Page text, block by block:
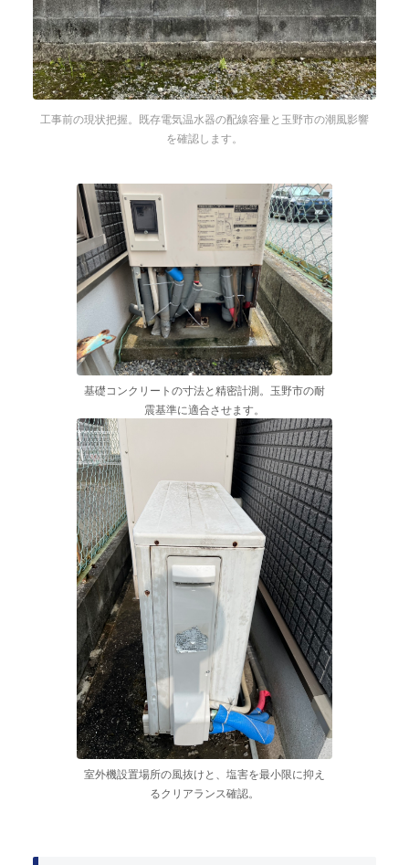
工事前の現状把握。既存電気温水器の配線容量と玉野市の潮風影響
を確認します。
基礎コンクリートの寸法と精密計測。玉野市の耐
震基準に適合させます。
室外機設置場所の風抜けと、塩害を最小限に抑え
るクリアランス確認。